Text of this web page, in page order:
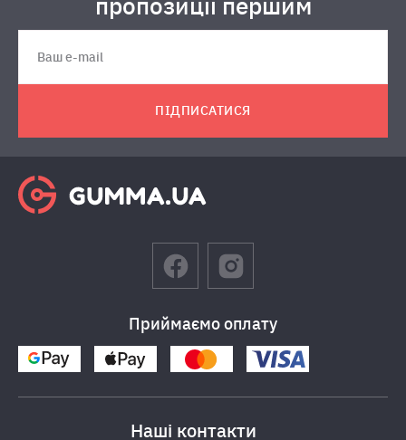
ПІДПИСАТИСЯ
Приймаємо оплату
Наші контакти